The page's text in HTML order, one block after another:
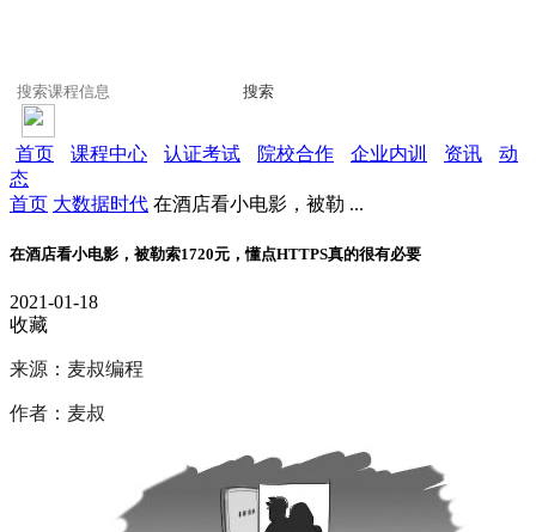
搜索
首页 课程中心 认证考试 院校合作 企业内训 资讯
动
态
首页 大数据时代 在酒店看小电影，被勒 ...
在酒店看小电影，被勒索1720元，懂点HTTPS真的很有必要
2021-01-18
收藏
来源：麦叔编程
作者：麦叔